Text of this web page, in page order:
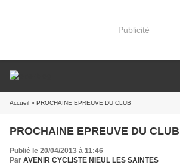
Publicité
Accueil » PROCHAINE EPREUVE DU CLUB
PROCHAINE EPREUVE DU CLUB
Publié le 20/04/2013 à 11:46
Par AVENIR CYCLISTE NIEUL LES SAINTES